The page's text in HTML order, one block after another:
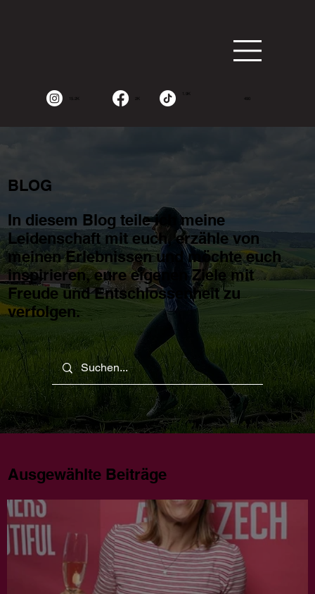
15.2K 2K
1.9K
490
BLOG
In diesem Blog teile ich meine
Leidenschaft mit euch, erzähle von
meinen Erlebnissen und möchte euch
inspirieren, eure eigenen Ziele mit
Freude und Entschlossenheit zu
verfolgen.
Ausgewählte Beiträge